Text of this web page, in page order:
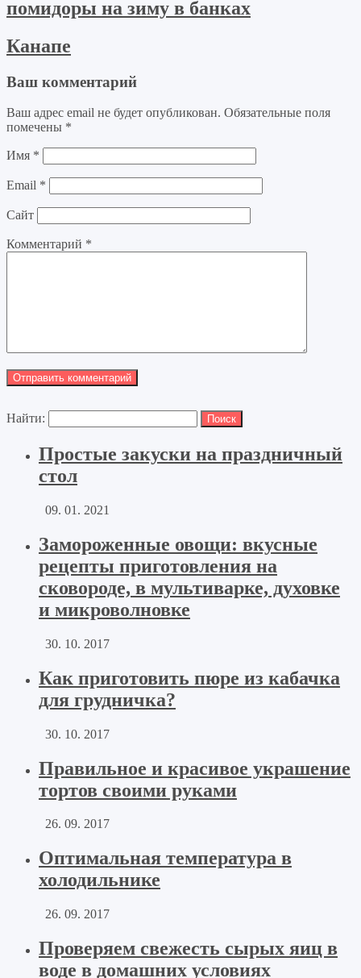
помидоры на зиму в банках
Канапе
Ваш комментарий
Ваш адрес email не будет опубликован. Обязательные поля
помечены *
Имя *
Email *
Сайт
Комментарий *
Найти:
Простые закуски на праздничный
стол
09. 01. 2021
Замороженные овощи: вкусные
рецепты приготовления на
сковороде, в мультиварке, духовке
и микроволновке
30. 10. 2017
Как приготовить пюре из кабачка
для грудничка?
30. 10. 2017
Правильное и красивое украшение
тортов своими руками
26. 09. 2017
Оптимальная температура в
холодильнике
26. 09. 2017
Проверяем свежесть сырых яиц в
воде в домашних условиях